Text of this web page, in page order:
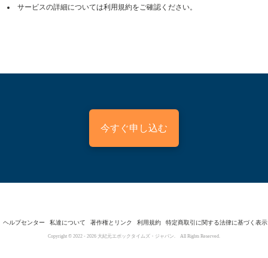
サービスの詳細については利用規約をご確認ください。
今すぐ申し込む
ヘルプセンター 私達について 著作権とリンク 利用規約 特定商取引に関する法律に基づく表示
Copyright © 2022 - 2026 大紀元エポックタイムズ・ジャパン. All Rights Reserved.